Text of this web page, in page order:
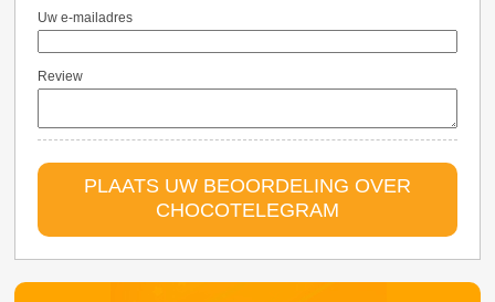
Uw e-mailadres
Review
PLAATS UW BEOORDELING OVER
CHOCOTELEGRAM